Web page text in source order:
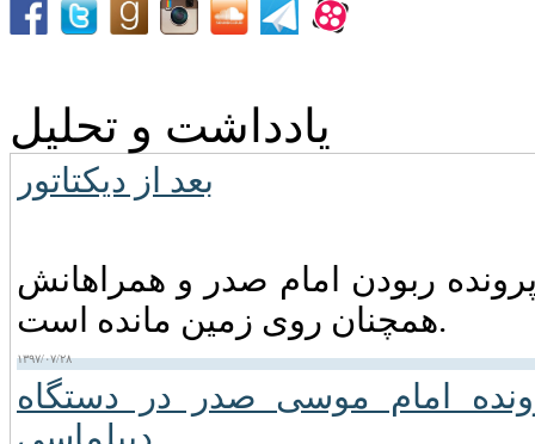
یادداشت و تحلیل
بعد از دیکتاتور
ربودن امام صدر و همراهانش
همچنان روی زمین مانده است.
۱۳۹۷/۰۷/۲۸
امام موسی صدر در دستگاه